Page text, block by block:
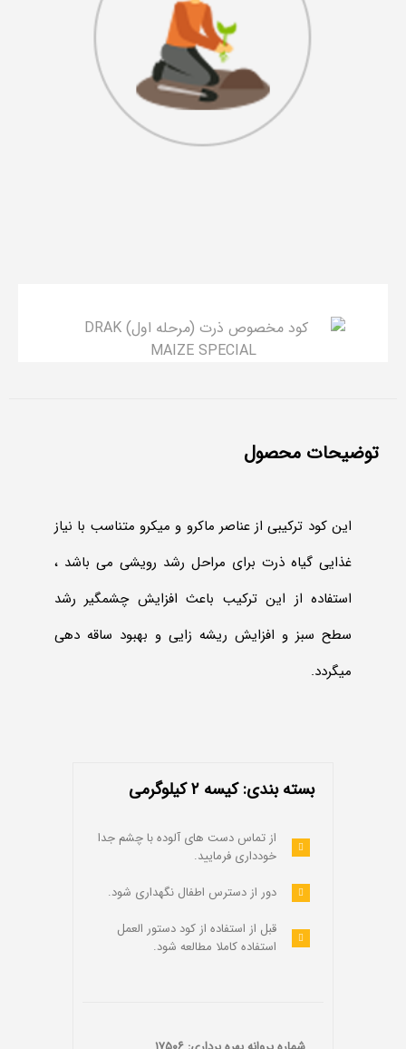
توضیحات محصول
این کود ترکیبی از عناصر ماکرو و میکرو متناسب با نیاز
غذایی گیاه ذرت برای مراحل رشد رویشی می باشد ،
استفاده از این ترکیب باعث افزایش چشمگیر رشد
سطح سبز و افزایش ریشه زایی و بهبود ساقه دهی
میگردد.
بسته بندی: کیسه ۲ کیلوگرمی
از تماس دست هاى آلوده با چشم جدا
خوددارى فرمایید.
دور از دسترس اطفال نگهدارى شود.
قبل از استفاده از کود دستور العمل
استفاده کاملا مطالعه شود.